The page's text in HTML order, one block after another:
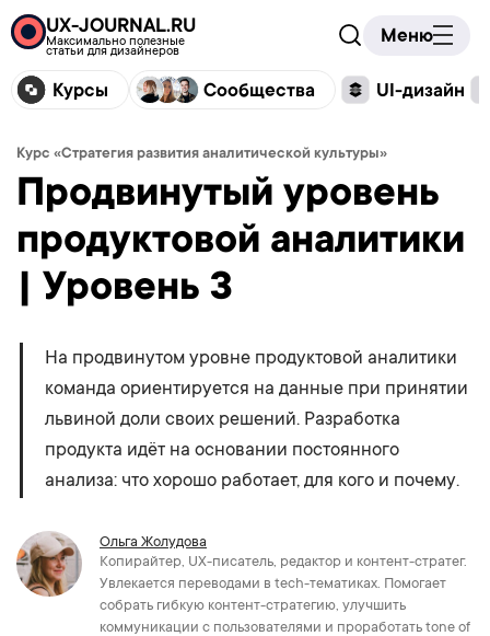
UX-JOURNAL.RU
Максимально полезные
статьи для дизайнеров
Меню
Курсы Сообщества UI-дизайн
Курс «Стратегия развития аналитической культуры»
Продвинутый уровень
продуктовой аналитики
| Уровень 3
На продвинутом уровне продуктовой аналитики
команда ориентируется на данные при принятии
львиной доли своих решений. Разработка
продукта идёт на основании постоянного
анализа: что хорошо работает, для кого и почему.
Ольга Жолудова
Копирайтер, UX-писатель, редактор и контент-стратег.
Увлекается переводами в tech-тематиках. Помогает
собрать гибкую контент-стратегию, улучшить
коммуникации с пользователями и проработать tone of